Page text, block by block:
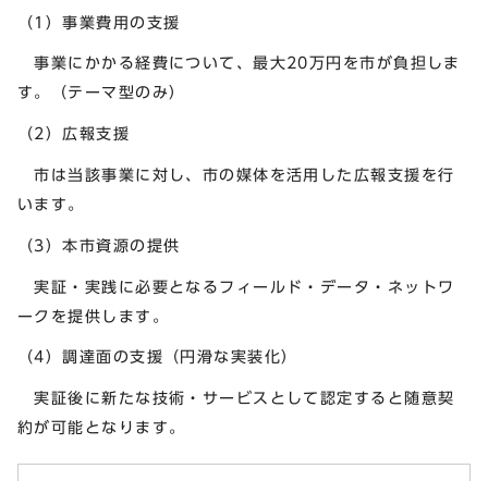
（1）事業費用の支援
事業にかかる経費について、最大20万円を市が負担しま
す。（テーマ型のみ）
（2）広報支援
市は当該事業に対し、市の媒体を活用した広報支援を行
います。
（3）本市資源の提供
実証・実践に必要となるフィールド・データ・ネットワ
ークを提供します。
（4）調達面の支援（円滑な実装化）
実証後に新たな技術・サービスとして認定すると随意契
約が可能となります。